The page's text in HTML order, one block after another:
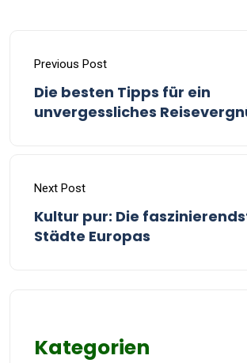
Previous Post
Die besten Tipps für ein
unvergessliches
Next Post
Kultur pur: Die
Städte Europas
Kategorien